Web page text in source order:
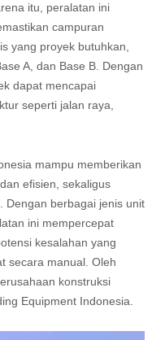
itu, peralatan ini
campuran
yang proyek butuhkan,
A, dan Base B. Dengan
dapat mencapai
seperti jalan raya,
mampu memberikan
efisien, sekaligus
Dengan berbagai jenis unit
ini mempercepat
kesalahan yang
secara manual. Oleh
konstruksi
Equipment Indonesia.